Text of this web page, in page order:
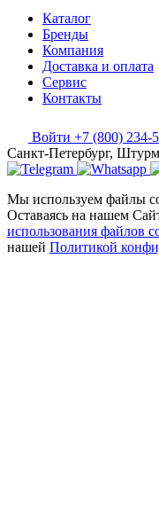
Каталог
Бренды
Компания
Доставка и оплата
Сервис
Контакты
Войти +7 (800) 234-
Санкт-Петербург,
Мы используем файлы
Оставаясь на нашем
использования файлов
нашей Политикой